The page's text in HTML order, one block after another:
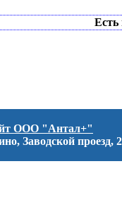
Есть
ООО "Антал+"
Заводской проезд, 2